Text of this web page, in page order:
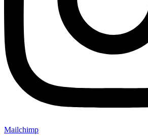
Mailchimp